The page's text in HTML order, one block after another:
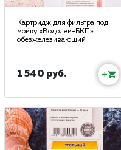
Картридж для фильтра под
мойку «Водолей-БКП»
обезжелезивающий
1 540 руб. +